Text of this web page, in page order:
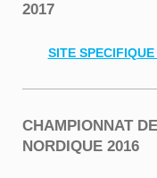
2017
SITE
CHAMPIONNAT
NORDIQUE 2016